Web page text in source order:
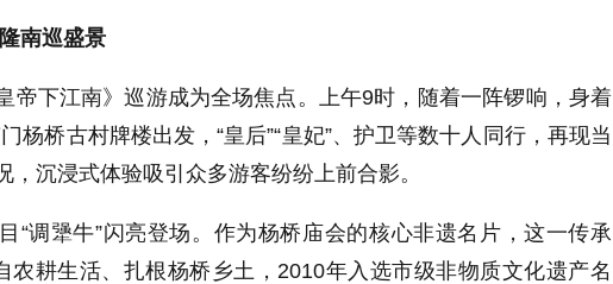
南巡盛景
帝下江南》巡游成为全场焦点。上午9时，随着一阵锣响，身着
杨桥古村牌楼出发，“皇后”“皇妃”、护卫等数十人同行，再现当
，沉浸式体验吸引众多游客纷纷上前合影。
“调犟牛”闪亮登场。作为杨桥庙会的核心非遗名片，这一传承
农耕生活、扎根杨桥乡土，2010年入选市级非物质文化遗产名